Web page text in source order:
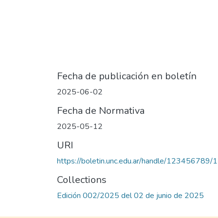
Fecha de publicación en boletín
2025-06-02
Fecha de Normativa
2025-05-12
URI
https://boletin.unc.edu.ar/handle/123456789/
Collections
Edición 002/2025 del 02 de junio de 2025